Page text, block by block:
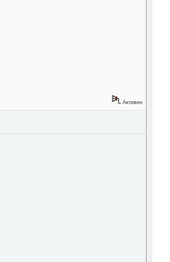
Активен